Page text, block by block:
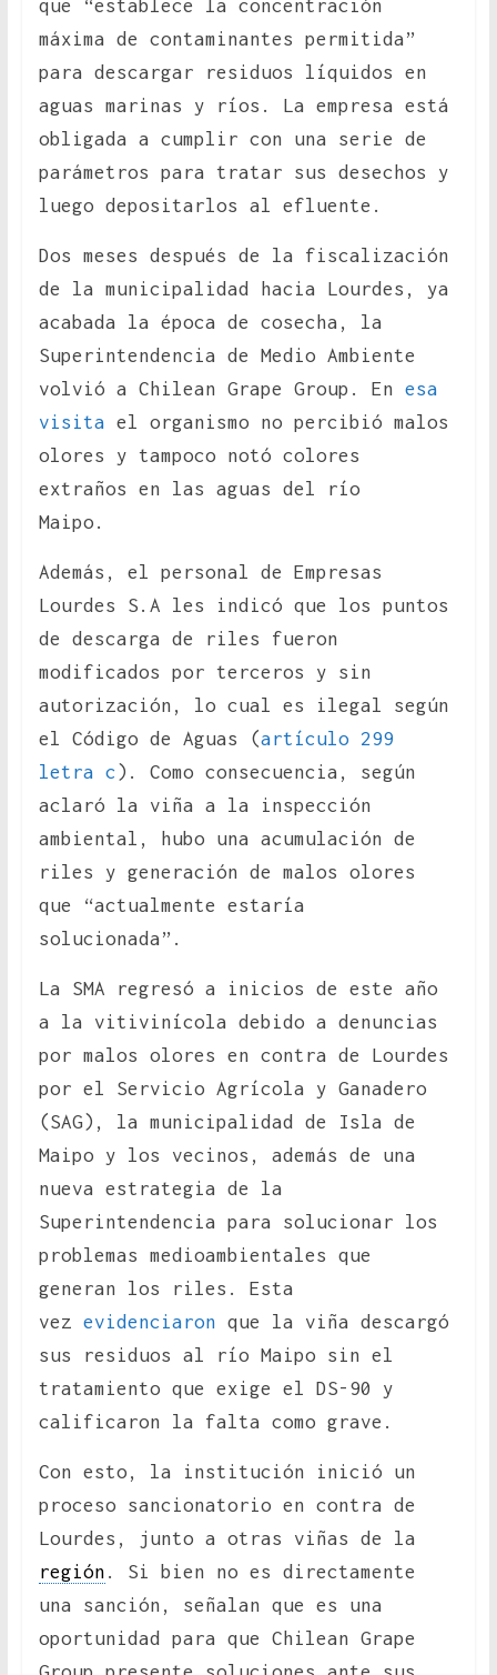
que “establece la concentración
máxima de contaminantes permitida”
para descargar residuos líquidos en
aguas marinas y ríos. La empresa está
obligada a cumplir con una serie de
parámetros para tratar sus desechos y
luego depositarlos al efluente.
Dos meses después de la fiscalización
de la municipalidad hacia Lourdes, ya
acabada la época de cosecha, la
Superintendencia de Medio Ambiente
volvió a Chilean Grape Group. En esa
visita el organismo no percibió malos
olores y tampoco notó colores
extraños en las aguas del río
Maipo.
Además, el personal de Empresas
Lourdes S.A les indicó que los puntos
de descarga de riles fueron
modificados por terceros y sin
autorización, lo cual es ilegal según
el Código de Aguas (artículo 299
letra c ). Como consecuencia, según
aclaró la viña a la inspección
ambiental, hubo una acumulación de
riles y generación de malos olores
que “actualmente estaría
solucionada”.
La SMA regresó a inicios de este año
a la vitivinícola debido a denuncias
por malos olores en contra de Lourdes
por el Servicio Agrícola y Ganadero
(SAG), la municipalidad de Isla de
Maipo y los vecinos, además de una
nueva estrategia de la
Superintendencia para solucionar los
problemas medioambientales que
generan los riles. Esta
vez evidenciaron que la viña descargó
sus residuos al río Maipo sin el
tratamiento que exige el DS-90 y
calificaron la falta como grave.
Con esto, la institución inició un
proceso sancionatorio en contra de
Lourdes, junto a otras viñas de la
región . Si bien no es directamente
una sanción, señalan que es una
oportunidad para que Chilean Grape